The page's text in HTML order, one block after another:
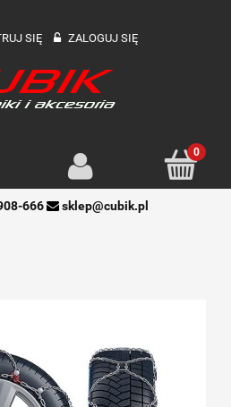
SIĘ ZALOGUJ SIĘ
666 sklep@cubik.pl